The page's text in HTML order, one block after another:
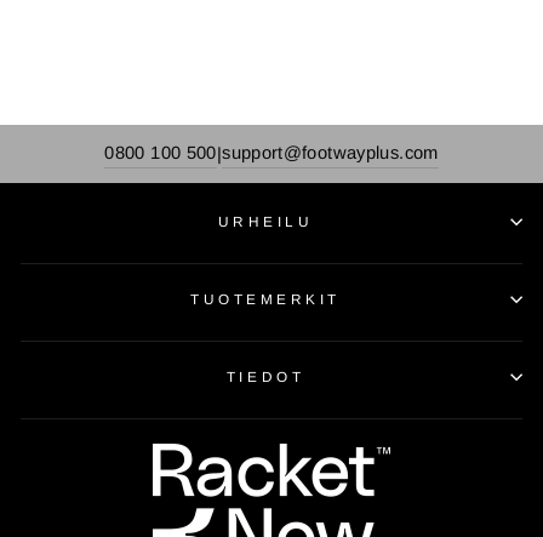
0800 100 500|support@footwayplus.com
URHEILU
TUOTEMERKIT
TIEDOT